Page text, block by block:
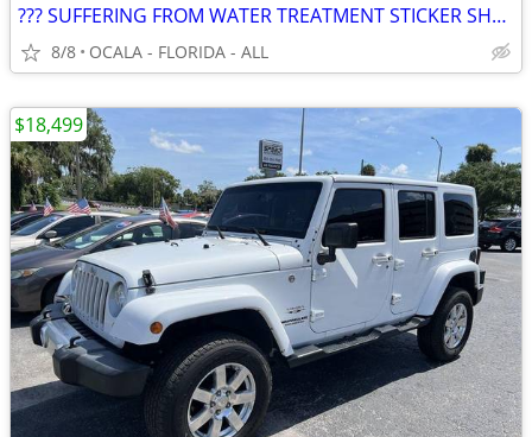
??? SUFFERING FROM WATER TREATMENT STICKER SHOCK ??? WE CAN HELP !!!
8/8 OCALA - FLORIDA - ALL
$18,499